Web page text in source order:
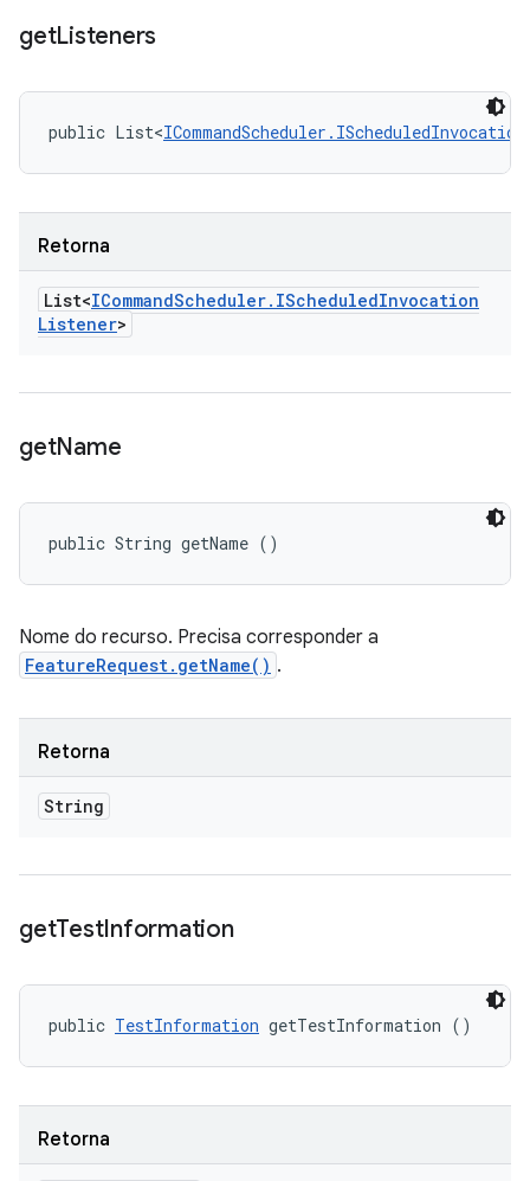
getListeners
public List<
Retorna
List<ICommandScheduler. IScheduledInvocation
Listener>
getName
public String getName ()
Nome do recurso. Precisa corresponder a
FeatureRequest.getName() .
Retorna
String
getTestInformation
public TestInformation getTestInformation ()
Retorna